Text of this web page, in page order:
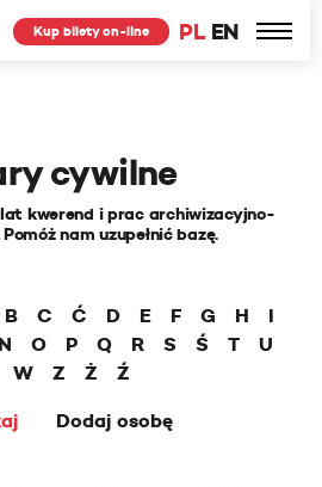
PL EN
Kup bilety on-line
cywilne
kwerend i prac archiwizacyjno-
nam uzupełnić bazę.
B C Ć D E F G H
I
N O P Q R S Ś T
U
W Z Ż
Ź
Dodaj osobę